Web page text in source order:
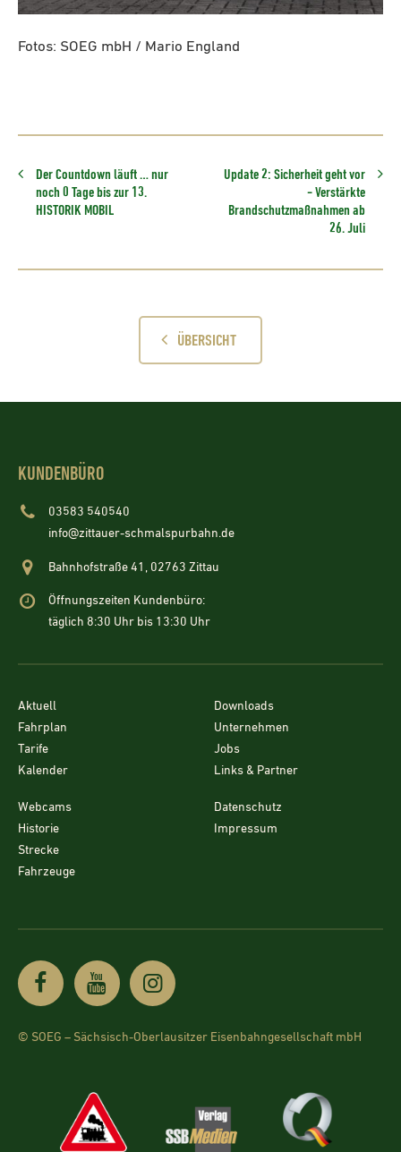
Fotos: SOEG mbH / Mario England
Der Countdown läuft …nur
noch 0 Tage bis zur 13.
HISTORIK MOBIL
Update 2: Sicherheit geht vor
- Verstärkte
Brandschutzmaßnahmen ab
26. Juli
ÜBERSICHT
KUNDENBÜRO
03583 540540
info@zittauer-schmalspurbahn.de
Bahnhofstraße 41, 02763 Zittau
Öffnungszeiten Kundenbüro:
täglich 8:30 Uhr bis 13:30 Uhr
Aktuell
Fahrplan
Tarife
Kalender
Downloads
Unternehmen
Jobs
Links & Partner
Webcams
Historie
Strecke
Fahrzeuge
Datenschutz
Impressum
© SOEG – Sächsisch-Oberlausitzer Eisenbahngesellschaft mbH